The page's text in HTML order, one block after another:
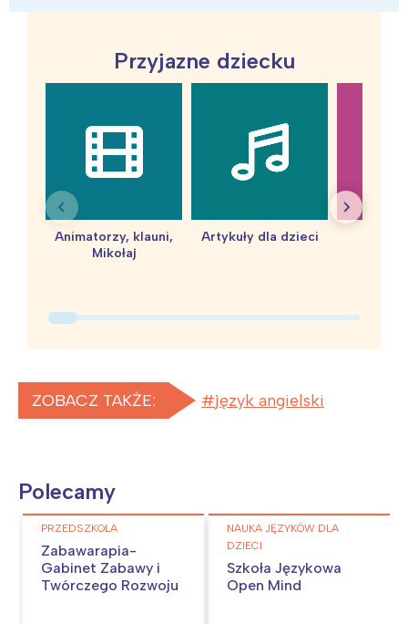
Przyjazne dziecku
Animatorzy, klauni,
Mikołaj
Artykuły dla dzieci
ZOBACZ TAKŻE: język angielski
Polecamy
PRZEDSZKOLA
Zabawarapia-
Gabinet Zabawy i
Twórczego Rozwoju
NAUKA JĘZYKÓW DLA
DZIECI
Szkoła Językowa
Open Mind